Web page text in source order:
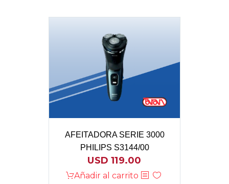
AFEITADORA SERIE 3000
PHILIPS S3144/00
USD119.00
Añadir al carrito